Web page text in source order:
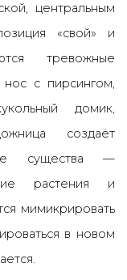
центральным
«свой» и
тревожные
с пирсингом,
домик,
создаёт
существа —
растения и
мимикрировать
в новом